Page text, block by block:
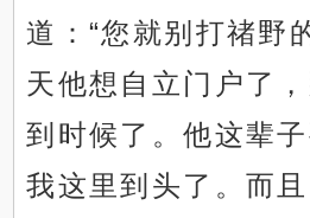
道：“您就别打禇野
天他想自立门户了
到时候了。他这辈
我这里到头了。而